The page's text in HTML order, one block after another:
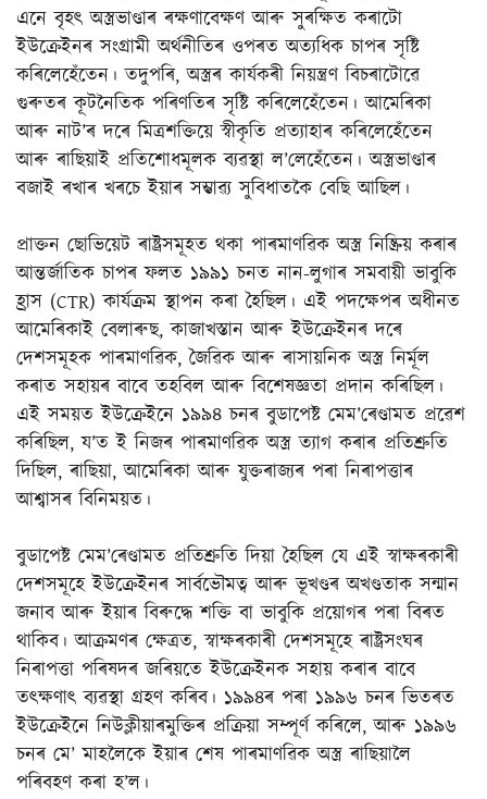
এনে বৃহৎ অস্ত্ৰভাণ্ডাৰ ৰক্ষণাবেক্ষণ আৰু সুৰক্ষিত কৰাটো
ইউক্ৰেইনৰ সংগ্ৰামী অৰ্থনীতিৰ ওপৰত অত্যধিক চাপৰ সৃষ্টি
কৰিলেহেঁতেন। তদুপৰি, অস্ত্ৰৰ কাৰ্যকৰী নিয়ন্ত্ৰণ বিচৰাটোৱে
গুৰুতৰ কূটনৈতিক পৰিণতিৰ সৃষ্টি কৰিলেহেঁতেন। আমেৰিকা
আৰু নাট’ৰ দৰে মিত্ৰশক্তিয়ে স্বীকৃতি প্ৰত্যাহাৰ কৰিলেহেঁতেন
আৰু ৰাছিয়াই প্ৰতিশোধমূলক ব্যৱস্থা ল’লেহেঁতেন। অস্ত্ৰভাণ্ডাৰ
বজাই ৰখাৰ খৰচে ইয়াৰ সম্ভাৱ্য সুবিধাতকৈ বেছি আছিল।
প্ৰাক্তন ছোভিয়েট ৰাষ্ট্ৰসমূহত থকা পাৰমাণৱিক অস্ত্ৰ নিষ্ক্ৰিয় কৰাৰ
আন্তৰ্জাতিক চাপৰ ফলত ১৯৯১ চনত নান-লুগাৰ সমবায়ী ভাবুকি
হ্ৰাস (CTR) কাৰ্যক্ৰম স্থাপন কৰা হৈছিল। এই পদক্ষেপৰ অধীনত
আমেৰিকাই বেলাৰুছ, কাজাখস্তান আৰু ইউক্ৰেইনৰ দৰে
দেশসমূহক পাৰমাণৱিক, জৈৱিক আৰু ৰাসায়নিক অস্ত্ৰ নিৰ্মূল
কৰাত সহায়ৰ বাবে তহবিল আৰু বিশেষজ্ঞতা প্ৰদান কৰিছিল।
এই সময়ত ইউক্ৰেইনে ১৯৯৪ চনৰ বুডাপেষ্ট মেম’ৰেণ্ডামত প্ৰৱেশ
কৰিছিল, য’ত ই নিজৰ পাৰমাণৱিক অস্ত্ৰ ত্যাগ কৰাৰ প্ৰতিশ্ৰুতি
দিছিল, ৰাছিয়া, আমেৰিকা আৰু যুক্তৰাজ্যৰ পৰা নিৰাপত্তাৰ
আশ্বাসৰ বিনিময়ত।
বুডাপেষ্ট মেম’ৰেণ্ডামত প্ৰতিশ্ৰুতি দিয়া হৈছিল যে এই স্বাক্ষৰকাৰী
দেশসমূহে ইউক্ৰেইনৰ সাৰ্বভৌমত্ব আৰু ভূখণ্ডৰ অখণ্ডতাক সন্মান
জনাব আৰু ইয়াৰ বিৰুদ্ধে শক্তি বা ভাবুকি প্ৰয়োগৰ পৰা বিৰত
থাকিব। আক্ৰমণৰ ক্ষেত্ৰত, স্বাক্ষৰকাৰী দেশসমূহে ৰাষ্ট্ৰসংঘৰ
নিৰাপত্তা পৰিষদৰ জৰিয়তে ইউক্ৰেইনক সহায় কৰাৰ বাবে
তৎক্ষণাৎ ব্যৱস্থা গ্ৰহণ কৰিব। ১৯৯৪ৰ পৰা ১৯৯৬ চনৰ ভিতৰত
ইউক্ৰেইনে নিউক্লীয়াৰমুক্তিৰ প্ৰক্ৰিয়া সম্পূৰ্ণ কৰিলে, আৰু ১৯৯৬
চনৰ মে’ মাহলৈকে ইয়াৰ শেষ পাৰমাণৱিক অস্ত্ৰ ৰাছিয়ালৈ
পৰিবহণ কৰা হ’ল।